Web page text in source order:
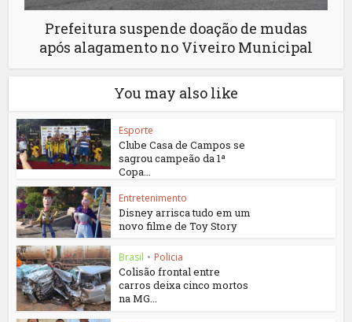
Prefeitura suspende doação de mudas
após alagamento no Viveiro Municipal
You may also like
Esporte
Clube Casa de Campos se
sagrou campeão da 1ª
Copa...
Entretenimento
Disney arrisca tudo em um
novo filme de Toy Story
Brasil • Policia
Colisão frontal entre
carros deixa cinco mortos
na MG...